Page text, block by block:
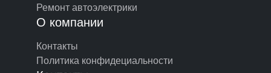
Ремонт автоэлектрики
О компании
Контакты
Политика конфидециальности